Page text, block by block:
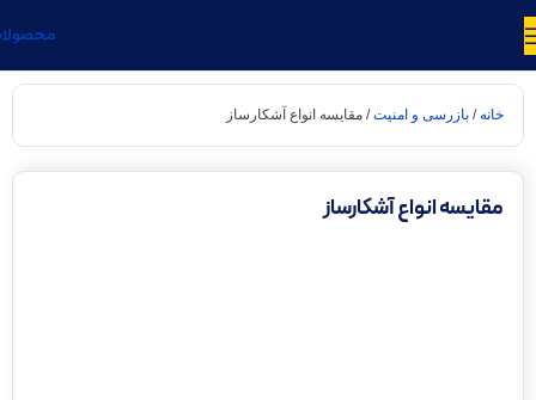
خانه بازرسی و امنیت مقایسه‌ انواع آشکارساز
مقایسه‌ انواع آشکارساز